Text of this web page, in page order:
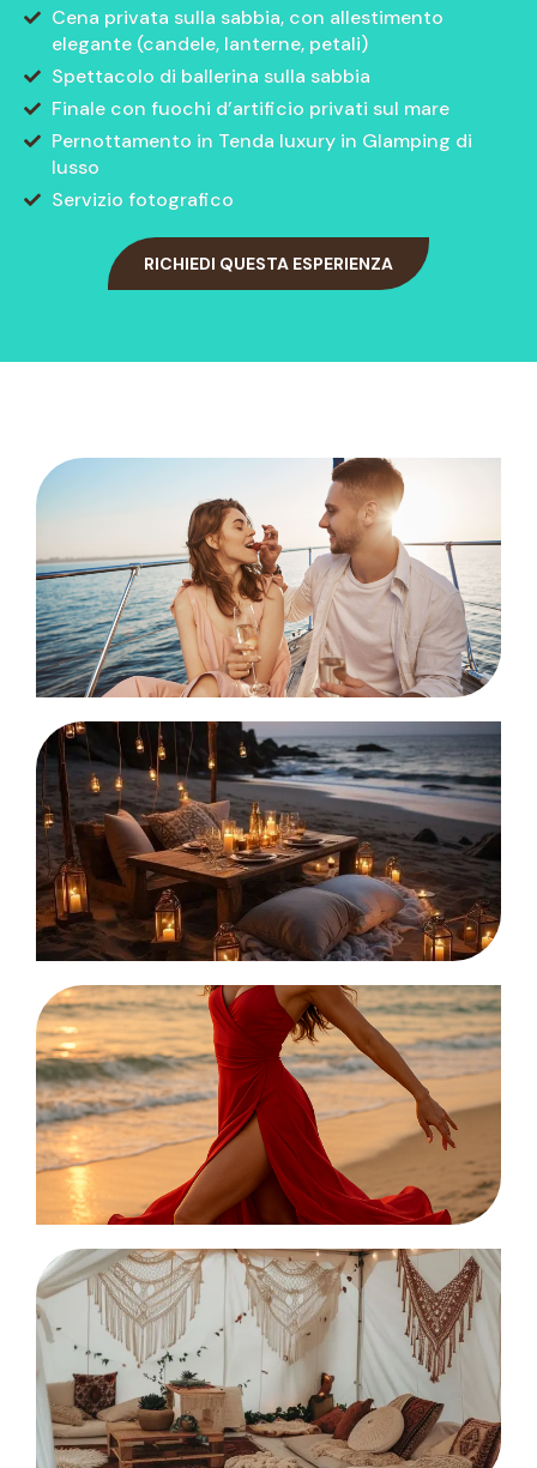
Cena privata sulla sabbia, con allestimento
elegante (candele, lanterne, petali)
Spettacolo di ballerina sulla sabbia
Finale con fuochi d’artificio privati sul mare
Pernottamento in Tenda luxury in Glamping di
lusso
Servizio fotografico
RICHIEDI QUESTA ESPERIENZA